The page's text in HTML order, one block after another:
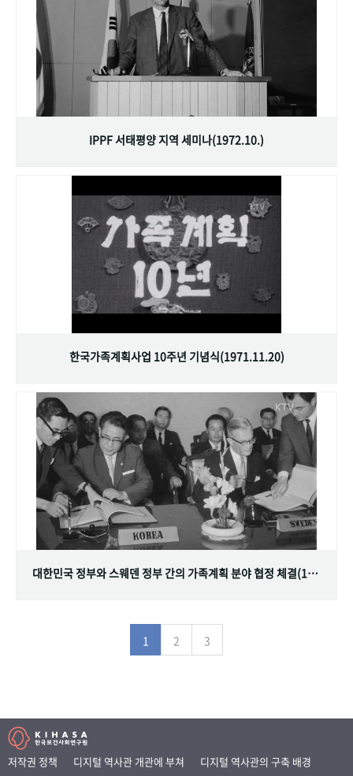
IPPF 서태평양 지역 세미나(1972.10.)
한국가족계획사업 10주년 기념식(1971.11.20)
대한민국 정부와 스웨덴 정부 간의 가족계획 분야 협정 체결(1968.07.12)
1 2 3
저작권 정책 디지털 역사관 개관에 부쳐
디지털 역사관의 구축 배경